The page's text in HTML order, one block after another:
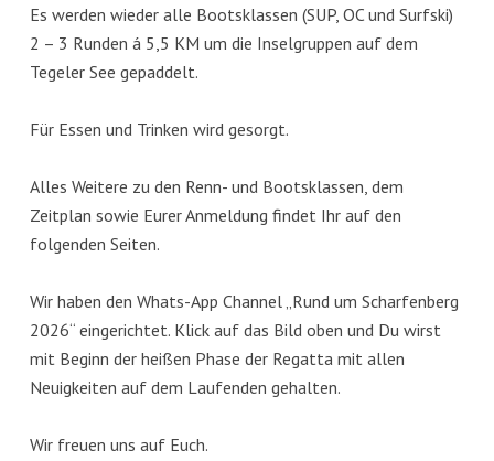
Es werden wieder alle Bootsklassen (SUP, OC und Surfski)
2 – 3 Runden á 5,5 KM um die Inselgruppen auf dem
Tegeler See gepaddelt.
Für Essen und Trinken wird gesorgt.
Alles Weitere zu den Renn- und Bootsklassen, dem
Zeitplan sowie Eurer Anmeldung findet Ihr auf den
folgenden Seiten.
Wir haben den Whats-App Channel „Rund um Scharfenberg
2026“ eingerichtet. Klick auf das Bild oben und Du wirst
mit Beginn der heißen Phase der Regatta mit allen
Neuigkeiten auf dem Laufenden gehalten.
Wir freuen uns auf Euch.